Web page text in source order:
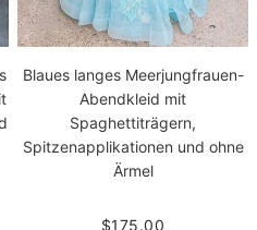
Blaues langes Meerjungfrauen-
Abendkleid mit
Spaghettiträgern,
Spitzenapplikationen und ohne
Ärmel
$175.00